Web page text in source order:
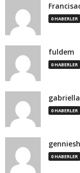
0 HABERLER
fuldem
0 HABERLER
0 HABERLER
0 HABERLER